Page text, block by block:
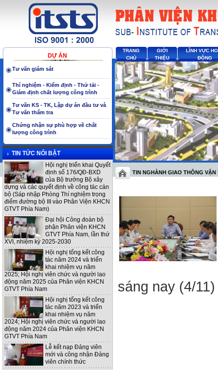
DỰ ÁN
Tư vấn giám sát
Thí nghiệm - Kiểm định - Thử tải -
Giám định chất lượng công trình
Tư vấn KS - TK, Lập dự án đầu tư và
Tư vấn thẩm tra
Chứng nhận sự phù hợp về chất
lượng công trình
TIN TỨC NỔI BẬT
Hội nghị triển khai Quyết
định số 176/QĐ-BXD
của Bộ trưởng Bộ xây
dựng và các quyết định về công tác cán
bộ (Sáp nhập Phòng Thí nghiệm trọng
điểm đường bộ III vào Phân Viện KHCN
GTVT Phía Nam)
Đại hội Công đoàn bộ
phận Phân viện KHCN
GTVT Phía Nam, lần thứ
XVI, nhiệm kỳ 2025-2030
Hội nghị tổng kết công
tác năm 2024 và triển
khai nhiệm vụ năm
2025; Hội nghị viên chức và người lao
động năm 2025 của Phân viện KHCN
GTVT Phía Nam
Hội nghị tổng kết công
tác năm 2023 và triển
khai nhiệm vụ năm
2024; Hội nghị viên chức và người lao
động năm 2024 của Phân viện KHCN
GTVT Phía Nam
Lễ kết nạp Đảng viên
mới và công nhận Đảng
viên chính thức
TRANG
CHỦ
GIỚI
THIỆU
LĨNH VỰC
ĐỘNG
TIN NGHÀNH GIAO THÔNG VẬN
sáng nay (4/